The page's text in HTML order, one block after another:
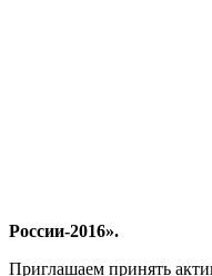
России-2016».
Приглашаем принять